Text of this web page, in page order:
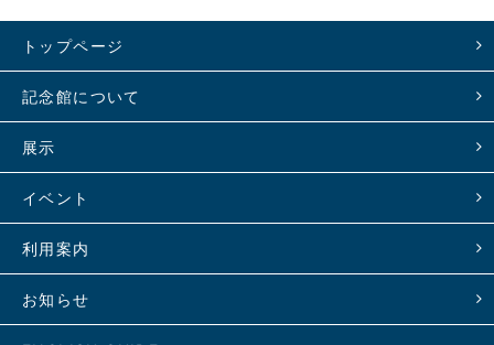
トップページ
記念館について
展示
イベント
利用案内
お知らせ